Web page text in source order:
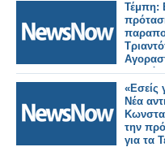
Τέμπη:
Ειδικό
«Εσείς
Νέα
την
για τα